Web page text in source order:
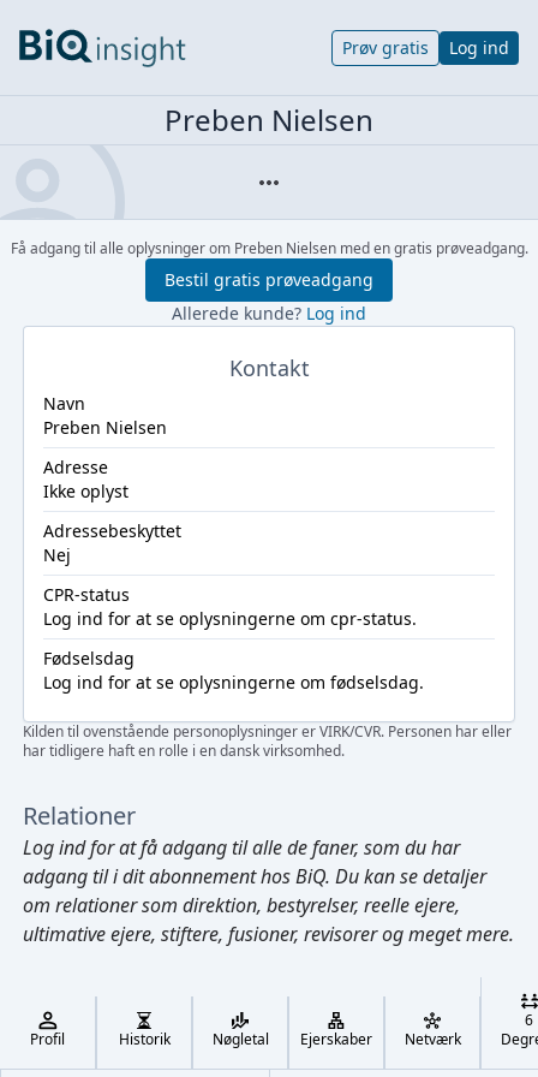
Cmd/Ctrl + K
Prøv gratis Log ind
Preben Nielsen
Få adgang til alle oplysninger om Preben Nielsen med en gratis prøveadgang.
Bestil gratis prøveadgang
Allerede kunde? Log ind
Kontakt
Navn
Preben Nielsen
Adresse
Ikke oplyst
Adressebeskyttet
Nej
CPR-status
Log ind for at se oplysningerne om cpr-status.
Fødselsdag
Log ind for at se oplysningerne om fødselsdag.
Kilden til ovenstående personoplysninger er VIRK/CVR. Personen har eller
har tidligere haft en rolle i en dansk virksomhed.
Relationer
Log indfor at få adgang til alle de faner, som du har
adgang til i dit abonnement hos BiQ. Du kan se detaljer
om relationer som direktion, bestyrelser, reelle ejere,
ultimative ejere, stiftere, fusioner, revisorer og meget mere.
Profil Historik Nøgletal Ejerskaber Netværk
6